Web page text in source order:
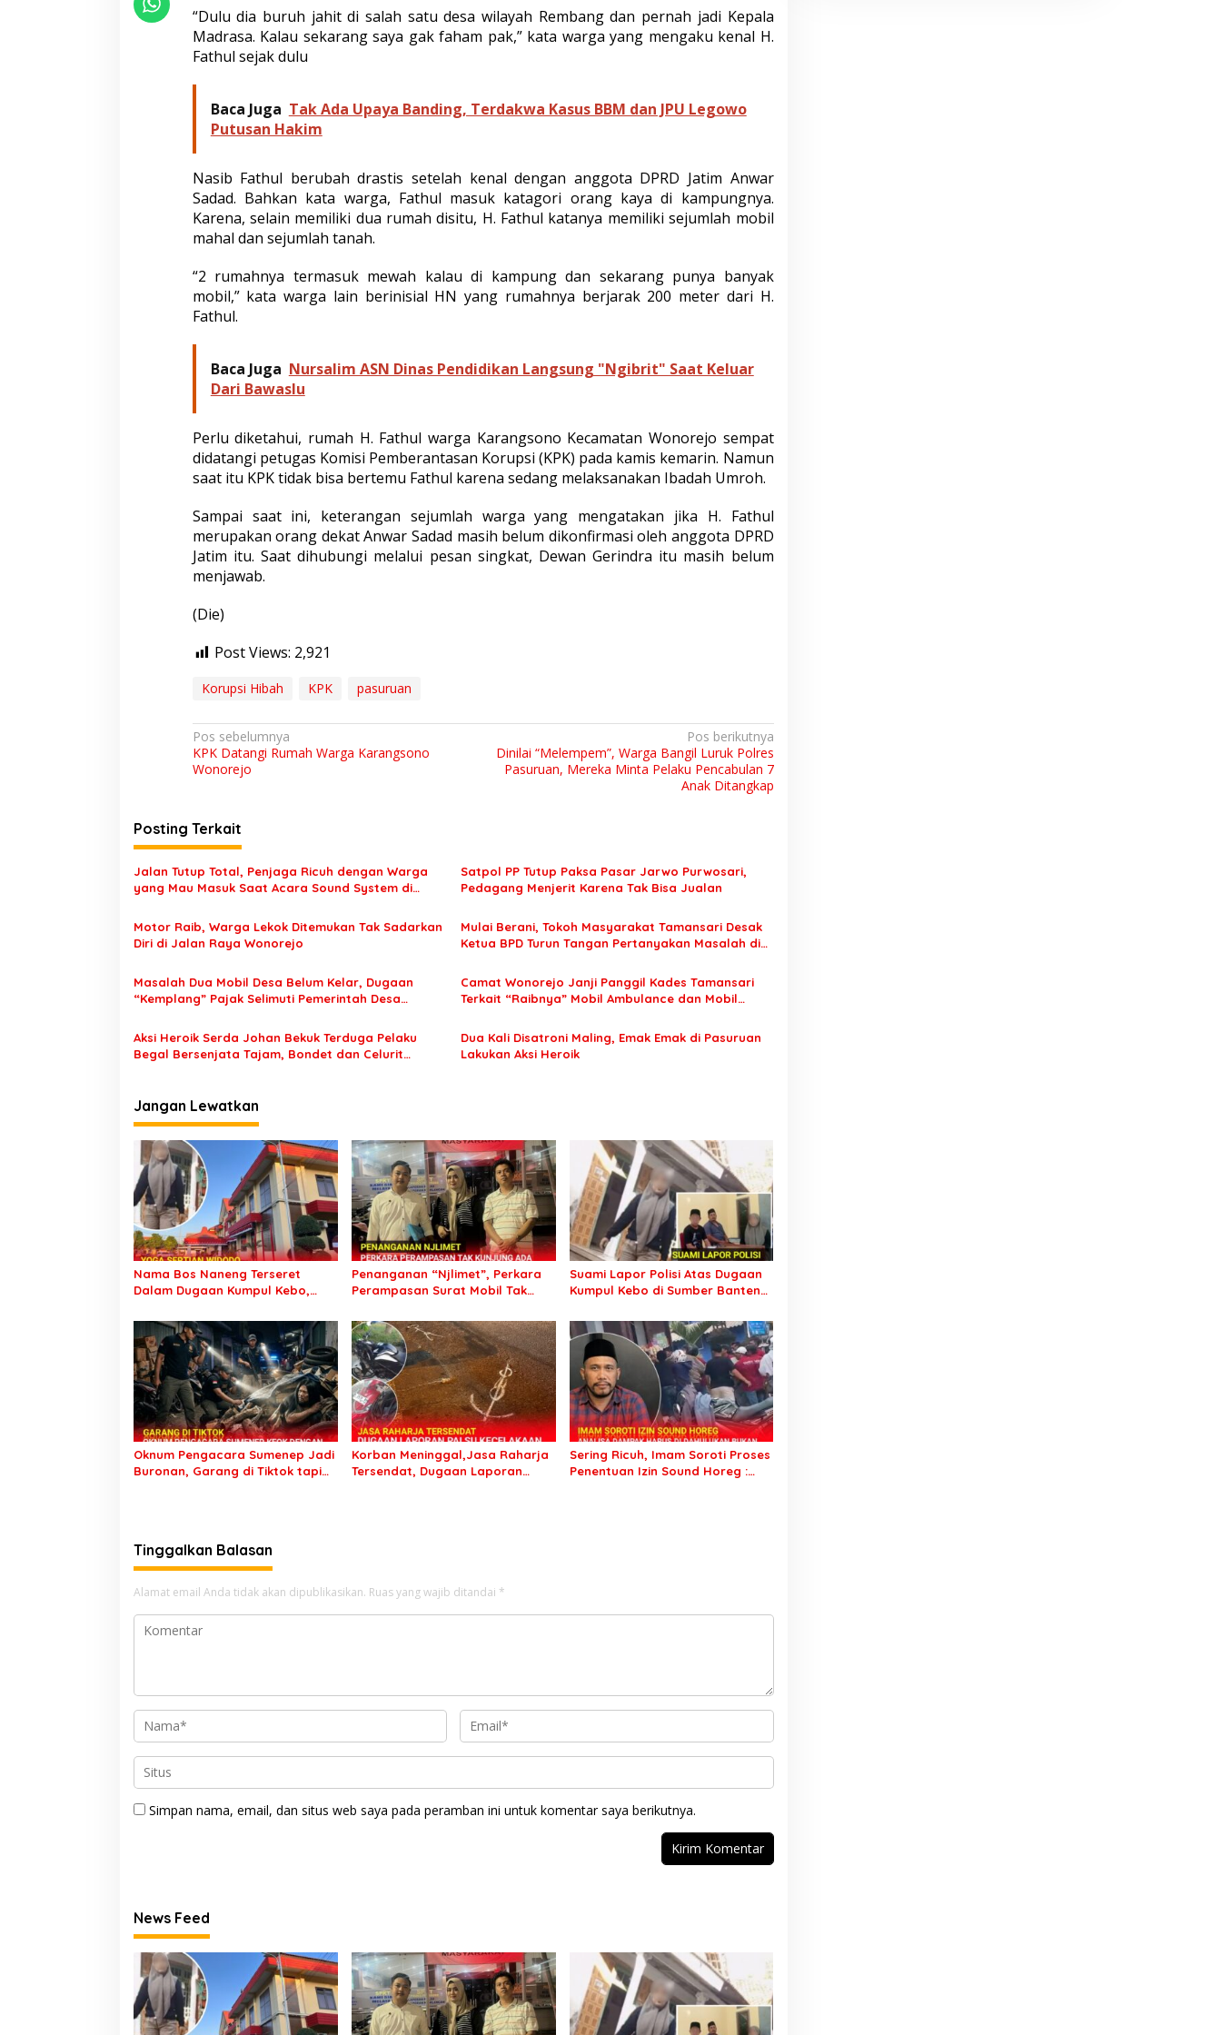
A
n
w
S
a
d
K
i
n
i
a
y
a
a
“Dulu dia buruh jahit di salah satu desa wilayah Rembang dan pernah jadi Kepala
Madrasa. Kalau sekarang saya gak faham pak,” kata warga yang mengaku kenal H.
Fathul sejak dulu
Baca Juga Tak Ada Upaya Banding, Terdakwa Kasus BBM dan JPU Legowo
Putusan Hakim
Nasib Fathul berubah drastis setelah kenal dengan anggota DPRD Jatim Anwar
Sadad. Bahkan kata warga, Fathul masuk katagori orang kaya di kampungnya.
Karena, selain memiliki dua rumah disitu, H. Fathul katanya memiliki sejumlah mobil
mahal dan sejumlah tanah.
“2 rumahnya termasuk mewah kalau di kampung dan sekarang punya banyak
mobil,” kata warga lain berinisial HN yang rumahnya berjarak 200 meter dari H.
Fathul.
Baca Juga Nursalim ASN Dinas Pendidikan Langsung "Ngibrit" Saat Keluar
Dari Bawaslu
Perlu diketahui, rumah H. Fathul warga Karangsono Kecamatan Wonorejo sempat
didatangi petugas Komisi Pemberantasan Korupsi (KPK) pada kamis kemarin. Namun
saat itu KPK tidak bisa bertemu Fathul karena sedang melaksanakan Ibadah Umroh.
Sampai saat ini, keterangan sejumlah warga yang mengatakan jika H. Fathul
merupakan orang dekat Anwar Sadad masih belum dikonfirmasi oleh anggota DPRD
Jatim itu. Saat dihubungi melalui pesan singkat, Dewan Gerindra itu masih belum
menjawab.
(Die)
Post Views: 2,921
Korupsi Hibah KPK pasuruan
N
a
i
g
a
s
i
p
s
Pos sebelumnya
KPK Datangi Rumah Warga Karangsono
Wonorejo
Pos berikutnya
Dinilai “Melempem”, Warga Bangil Luruk Polres
Pasuruan, Mereka Minta Pelaku Pencabulan 7
Anak Ditangkap
Posting Terkait
Jalan Tutup Total, Penjaga Ricuh dengan Warga
yang Mau Masuk Saat Acara Sound System di
Satpol PP Tutup Paksa Pasar Jarwo Purwosari,
Pedagang Menjerit Karena Tak Bisa Jualan
Motor Raib, Warga Lekok Ditemukan Tak Sadarkan
Diri di Jalan Raya Wonorejo
Mulai Berani, Tokoh Masyarakat Tamansari Desak
Ketua BPD Turun Tangan Pertanyakan Masalah di
Masalah Dua Mobil Desa Belum Kelar, Dugaan
“Kemplang” Pajak Selimuti Pemerintah Desa
Camat Wonorejo Janji Panggil Kades Tamansari
Terkait “Raibnya” Mobil Ambulance dan Mobil
Aksi Heroik Serda Johan Bekuk Terduga Pelaku
Begal Bersenjata Tajam, Bondet dan Celurit
Dua Kali Disatroni Maling, Emak Emak di Pasuruan
Lakukan Aksi Heroik
Jangan Lewatkan
Nama Bos Naneng Terseret
Dalam Dugaan Kumpul Kebo,
Dipanggil Polisi
Penanganan “Njlimet”, Perkara
Perampasan Surat Mobil Tak
Setahun di Polres Pasuruan
Suami Lapor Polisi Atas Dugaan
Kumpul Kebo di Sumber Banteng
Ditangkap
Oknum Pengacara Sumenep Jadi
Buronan, Garang di Tiktok tapi
Korban Meninggal,Jasa Raharja
Tersendat, Dugaan Laporan
Sering Ricuh, Imam Soroti Proses
Penentuan Izin Sound Horeg :
Tinggalkan Balasan
Alamat email Anda tidak akan dipublikasikan. Ruas yang wajib ditandai *
Simpan nama, email, dan situs web saya pada peramban ini untuk komentar saya berikutnya.
News Feed